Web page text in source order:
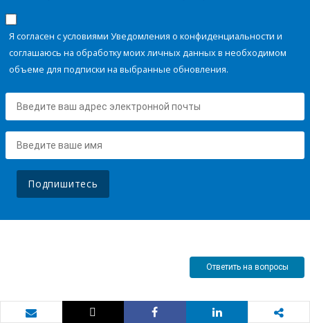
Я согласен с условиями Уведомления о конфиденциальности и
соглашаюсь на обработку моих личных данных в необходимом
объеме для подписки на выбранные обновления.
Подпишитесь
Ответить на вопросы